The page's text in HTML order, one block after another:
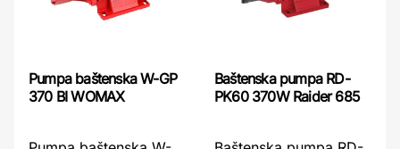
Pumpa baštenska W-GP
370 BI WOMAX
Baštenska pumpa RD-
PK60 370W Raider 685